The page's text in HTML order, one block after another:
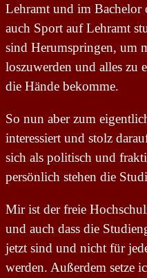
Lehramt und im Bachelor
auch Sport auf Lehramt
sind Herumspringen, um
loszuwerden und alles zu
die Hände bekomme.
So nun aber zum
interessiert und stolz
sich als politisch und
persönlich stehen die
Mir ist der freie
und auch dass die
jetzt sind und nicht für
werden. Außerdem setze